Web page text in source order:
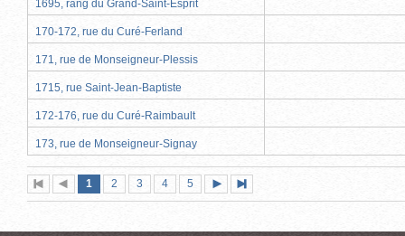
1695, rang du Grand-Saint-Esprit
170-172, rue du Curé-Ferland
171, rue de Monseigneur-Plessis
1715, rue Saint-Jean-Baptiste
172-176, rue du Curé-Raimbault
173, rue de Monseigneur-Signay
Première
page
Page
précédente
Page
1 (page
actuelle)
Page
2 Page
3 Page
4 Page
5
suivante
page